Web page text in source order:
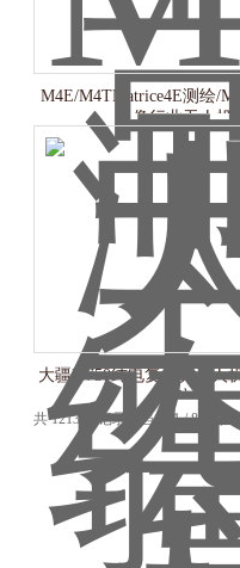
M4E/M4TMatrice4E测绘/
像行业无人机
大疆EV50纯电复合翼无人
主航线
共 1213 条记录，当前 1 / 81 页